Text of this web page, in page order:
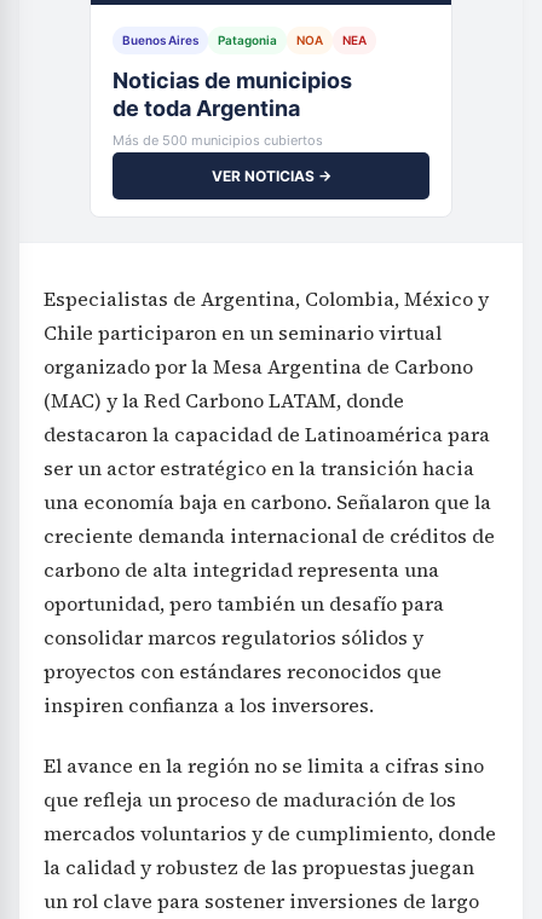
Buenos Aires Patagonia NOA NEA
Noticias de municipios
de toda Argentina
Más de 500 municipios cubiertos
VER NOTICIAS →
Especialistas de Argentina, Colombia, México y
Chile participaron en un seminario virtual
organizado por la Mesa Argentina de Carbono
(MAC) y la Red Carbono LATAM, donde
destacaron la capacidad de Latinoamérica para
ser un actor estratégico en la transición hacia
una economía baja en carbono. Señalaron que la
creciente demanda internacional de créditos de
carbono de alta integridad representa una
oportunidad, pero también un desafío para
consolidar marcos regulatorios sólidos y
proyectos con estándares reconocidos que
inspiren confianza a los inversores.
El avance en la región no se limita a cifras sino
que refleja un proceso de maduración de los
mercados voluntarios y de cumplimiento, donde
la calidad y robustez de las propuestas juegan
un rol clave para sostener inversiones de largo